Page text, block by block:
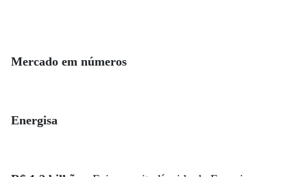
Mercado em números
Energisa